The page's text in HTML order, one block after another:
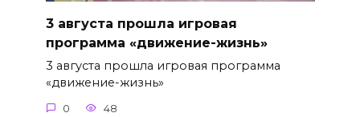
3 августа прошла игровая
программа «движение-жизнь»
3 августа прошла игровая программа
«движение-жизнь»
0 48